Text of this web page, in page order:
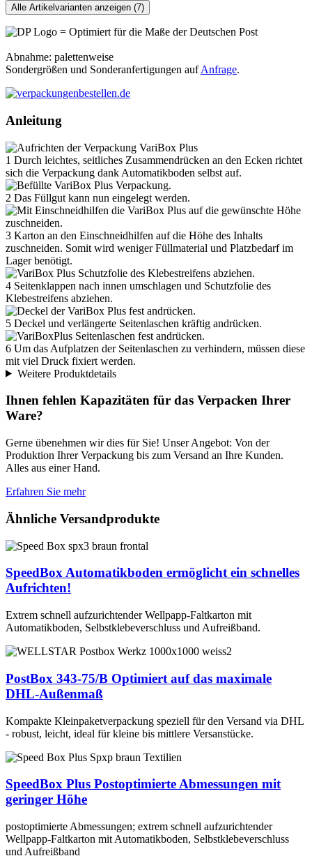
312 x 222
A4
EE-Welle
10
720
VBP33-2
150-
250
332 x 247
C4
EE-Welle
2-wellig
10
720
VBP38-2
Art.-Nr. 00461379
390 x 290 80-200
397 x 297
D3
EE-Welle
2-wellig
10
VBP43-2/220
Art.-Nr. 00461381
445 x 315 220-
360
452 x 322
2-wellig
10
360
VBP58-2/80
Art.-Nr. 00461383
597 x 397
-
EE-Welle
10
320
Alle Artikelvarianten anzeigen (7)
= Optimiert für die Maße der Deutschen Post
Abnahme: palettenweise
Sondergrößen und Sonderanfertigungen aufAnfrage.
Anleitung
1 Durch leichtes, seitliches Zusammendrücken an den Ecken richtet
sich die Verpackung dank Automatikboden selbst auf.
2 Das Füllgut kann nun eingelegt werden.
3 Karton an den Einschneidhilfen auf die Höhe des Inhalts
zuschneiden. Somit wird weniger Füllmaterial und Platzbedarf im
Lager benötigt.
4 Seitenklappen nach innen umschlagen und Schutzfolie des
Klebestreifens abziehen.
5 Deckel und verlängerte Seitenlaschen kräftig andrücken.
6 Um das Aufplatzen der Seitenlaschen zu verhindern, müssen diese
mit viel Druck fixiert werden.
Weitere Produktdetails
Ihnen fehlen Kapazitäten für das Verpacken Ihrer
Ware?
Gerne übenehmen wir dies für Sie! Unser Angebot: Von der
Produktion Ihrer Verpackung bis zum Versand an Ihre Kunden.
Alles aus einer Hand.
Erfahren Sie mehr
Ähnliche Versandprodukte
SpeedBoxAutomatikboden ermöglicht ein schnelles
Aufrichten!
Extrem schnell aufzurichtender Wellpapp-Faltkarton mit
Automatikboden, Selbstklebeverschluss und Aufreißband.
PostBox 343-75/B Optimiert auf das maximale
DHL-Außenmaß
Kompakte Kleinpaketverpackung speziell für den Versand via DHL
- robust, leicht, ideal für kleine bis mittlere Versanstücke.
SpeedBox Plus Postoptimierte Abmessungen mit
geringer Höhe
postoptimierte Abmessungen; extrem schnell aufzurichtender
Wellpapp-Faltkarton mit Automatikboden, Selbstklebeverschluss
und Aufreißband